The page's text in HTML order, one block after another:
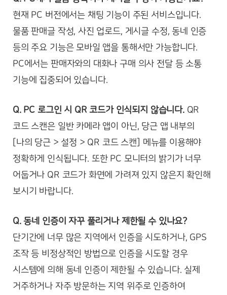
현재 PC 버전에서는 채팅 기능이 주된 서비스입니다.
물품 판매글 작성, 사진 업로드, 게시글 수정, 동네 인증
등의 주요 기능은 모바일 앱을 통해서만 가능합니다.
PC에서는 판매자와의 대화나 구매 의사 전달 등 소통
기능에 집중되어 있습니다.
Q. PC 로그인 시 QR 코드가 인식되지 않습니다.QR
코드 스캔은 일반 카메라 앱이 아닌, 당근 앱 내부의
[나의 당근 > 설정 > QR 코드 스캔] 메뉴를 이용해야
정확하게 인식됩니다. 또한 PC 모니터의 밝기가 너무
어둡거나 QR 코드가 화면에 가려져 있지 않은지 확인해
보시기 바랍니다.
Q. 동네 인증이 자꾸 풀리거나 제한될 수 있나요?
단기간에 너무 많은 지역에서 인증을 시도하거나, GPS
조작 등 비정상적인 방법으로 인증을 시도할 경우
시스템에 의해 동네 인증이 제한될 수 있습니다. 실제
거주하거나 자주 방문하는 지역 위주로 인증하여